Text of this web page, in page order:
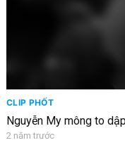
CLIP PHỐT
Nguyễn My mông to
2 năm trước